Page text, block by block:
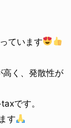
ています
高く、発散性が
です。
す